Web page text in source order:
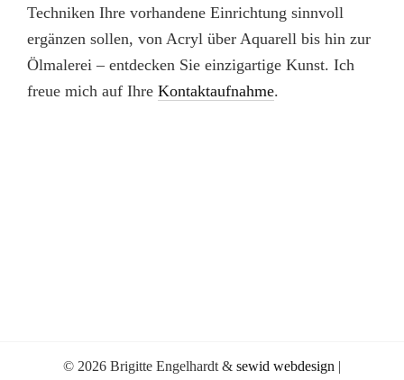
Techniken Ihre vorhandene Einrichtung sinnvoll
ergänzen sollen, von Acryl über Aquarell bis hin zur
Ölmalerei – entdecken Sie einzigartige Kunst. Ich
freue mich auf Ihre Kontaktaufnahme.
© 2026 Brigitte Engelhardt & sewid webdesign |